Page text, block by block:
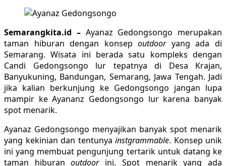
Semarangkita.id – Ayanaz Gedongsongo merupakan
taman hiburan dengan konsepoutdooryang ada di
Semarang. Wisata ini berada satu kompleks dengan
Candi Gedongsongo lur tepatnya di Desa Krajan,
Banyukuning, Bandungan, Semarang, Jawa Tengah. Jadi
jika kalian berkunjung ke Gedongsongo jangan lupa
mampir ke Ayananz Gedongsongo lur karena banyak
spot menarik.
Ayanaz Gedongsongo menyajikan banyak spot menarik
yang kekinian dan tentunya instgrammable. Konsep unik
ini yang membuat pengunjung tertarik untuk datang ke
taman hiburanoutdoorini. Spot menarik yang ada